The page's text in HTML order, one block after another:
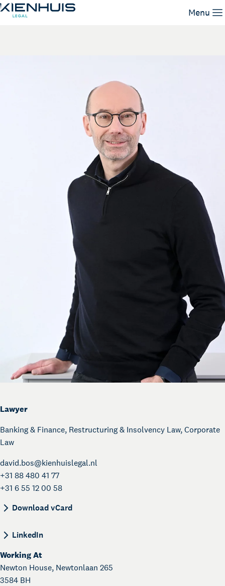
Menu
David Bos
Lawyer
Banking & Finance, Restructuring & Insolvency Law, Corporate
Law
david.bos@kienhuislegal.nl
+31 88 480 41 77
+31 6 55 12 00 58
Download vCard
LinkedIn
Working At
Newton House, Newtonlaan 265
3584 BH